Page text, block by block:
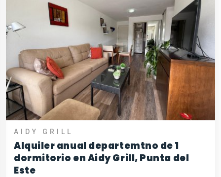
AIDY GRILL
Alquiler anual departemtno de 1
dormitorio en Aidy Grill, Punta del
Este